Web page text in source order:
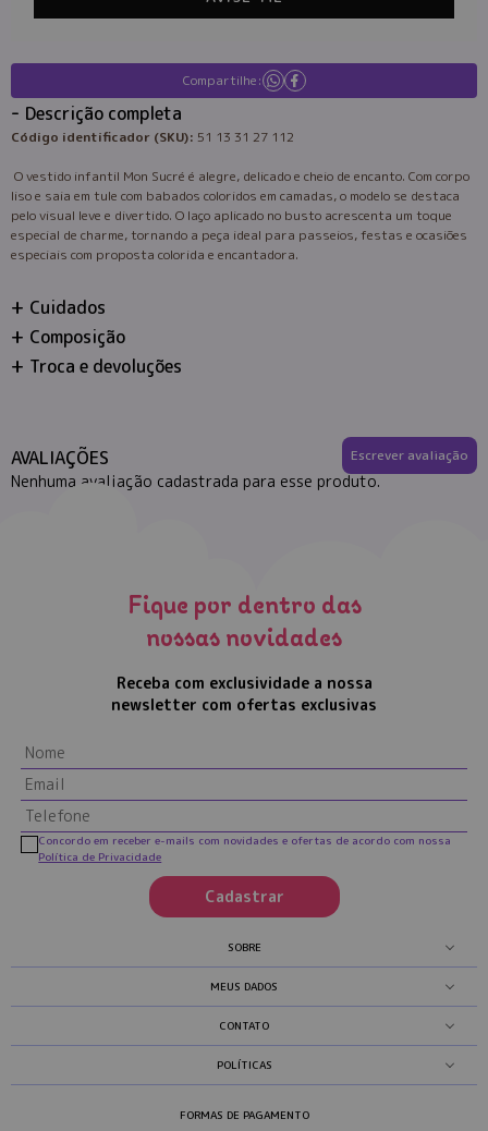
Compartilhe:
Descrição completa
Código identificador (SKU): 51 13 31 27 112
O vestido infantil Mon Sucré é alegre, delicado e cheio de encanto. Com corpo
liso e saia em tule com babados coloridos em camadas, o modelo se destaca
pelo visual leve e divertido. O laço aplicado no busto acrescenta um toque
especial de charme, tornando a peça ideal para passeios, festas e ocasiões
especiais com proposta colorida e encantadora.
Cuidados
Composição
Troca e devoluções
AVALIAÇÕES Escrever avaliação
Nenhuma avaliação cadastrada para esse produto.
Fique por dentro das
nossas novidades
Receba com exclusividade a nossa
newsletter com ofertas exclusivas
Cadastrar
Concordo em receber e-mails com novidades e ofertas de acordo com nossa
Política de Privacidade
SOBRE
MEUS DADOS
CONTATO
POLÍTICAS
FORMAS DE PAGAMENTO